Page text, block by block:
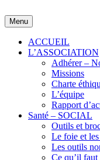
to
content
Menu
ACCUEIL
L’ASSOCIATION
Adhérer –
Missions
Charte
L’équipe
Rapport
Santé – SOCIAL
Outils et
Le foie et
Les outils
Ce qu’il faut